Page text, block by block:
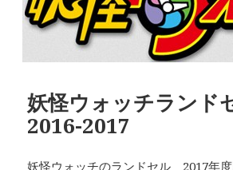
妖怪ウォッチランド
2016-2017
妖怪ウォッチのランドセル 2017年度